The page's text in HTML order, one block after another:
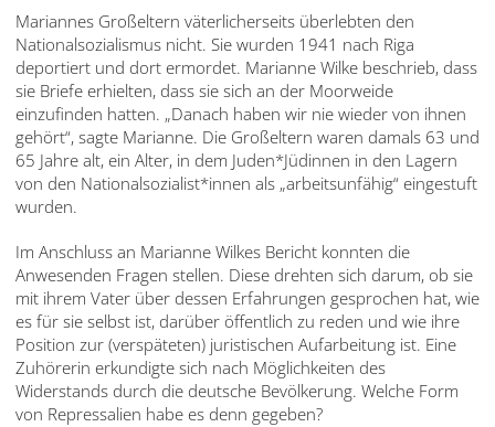
Mariannes Großeltern väterlicherseits überlebten den
Nationalsozialismus nicht. Sie wurden 1941 nach Riga
deportiert und dort ermordet. Marianne Wilke beschrieb, dass
sie Briefe erhielten, dass sie sich an der Moorweide
einzufinden hatten. „Danach haben wir nie wieder von ihnen
gehört“, sagte Marianne. Die Großeltern waren damals 63 und
65 Jahre alt, ein Alter, in dem Juden*Jüdinnen in den Lagern
von den Nationalsozialist*innen als „arbeitsunfähig“ eingestuft
wurden.
Im Anschluss an Marianne Wilkes Bericht konnten die
Anwesenden Fragen stellen. Diese drehten sich darum, ob sie
mit ihrem Vater über dessen Erfahrungen gesprochen hat, wie
es für sie selbst ist, darüber öffentlich zu reden und wie ihre
Position zur (verspäteten) juristischen Aufarbeitung ist. Eine
Zuhörerin erkundigte sich nach Möglichkeiten des
Widerstands durch die deutsche Bevölkerung. Welche Form
von Repressalien habe es denn gegeben?